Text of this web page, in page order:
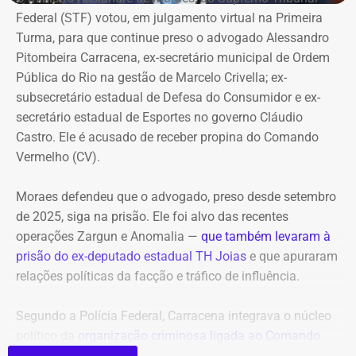
identificável judicialmente. Também sustenta que o sigilo
da fonte protege o informante, mas não elimina a
responsabilidade de quem decide publicar, editar e
impulsionar um conteúdo.
Chamado a se manifestar antes da decisão sobre a
liminar, o Ministério Público do Estado do Rio de Janeiro
recomendou que os pedidos urgentes fossem rejeitados.
Promotoria afirmou que publicações
deveriam ser mantidas
Em parecer apresentado em 5 de julho, a 2ª Promotoria
de Justiça de Tutela Coletiva do Núcleo Cabo Frio
afirmou que as publicações deveriam permanecer
acessíveis para que a população pudesse conhecer os
fatos e formar sua própria avaliação.
julho, a Delegacia de Atendimento à Mulher (Deam) da
Zona Sul instaurou um inquérito após receber do
Ministério Público do Rio (MPRJ) uma notícia de fato que
apontava um possível estupro contra uma adolescente de
17 anos durante o pré-carnaval deste ano.
A investigação está em andamento e tramita sob sigilo.
que ocorreria na sexta-feira (07), foi adiada para a
próxima quinta-feira (13).
Com informações do portal “g1”.
Federal (STF) votou, em julgamento virtual na Primeira
Turma, para que continue preso o advogado Alessandro
Pitombeira Carracena, ex-secretário municipal de Ordem
Pública do Rio na gestão de Marcelo Crivella; ex-
subsecretário estadual de Defesa do Consumidor e ex-
secretário estadual de Esportes no governo Cláudio
Castro. Ele é acusado de receber propina do Comando
Vermelho (CV).
Moraes defendeu que o advogado, preso desde setembro
de 2025, siga na prisão. Ele foi alvo das recentes
operações Zargun e Anomalia — que também levaram à
prisão do ex-deputado estadual TH Joias e que apuraram
relações políticas da facção e tráfico de influência.
Segundo a Polícia Federal, Carracena integrava o núcleo
organização criminosa ligada ao Comando